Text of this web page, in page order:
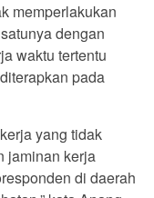
memperlakukan
dengan
waktu tertentu
pada
yang tidak
jaminan kerja
di daerah